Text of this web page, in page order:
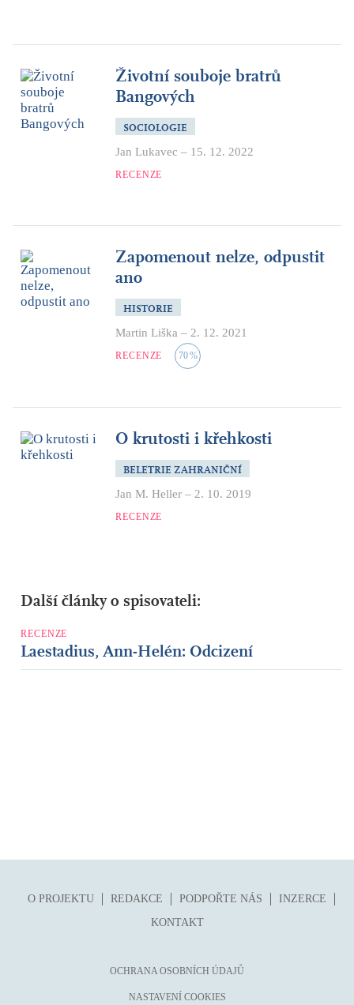
Životní souboje bratrů
Bangových
SOCIOLOGIE
Jan Lukavec – 15. 12. 2022
RECENZE
Zapomenout nelze, odpustit
ano
HISTORIE
Martin Liška – 2. 12. 2021
RECENZE 70%
O krutosti i křehkosti
BELETRIE ZAHRANIČNÍ
Jan M. Heller – 2. 10. 2019
RECENZE
Další články o spisovateli:
RECENZE
Laestadius, Ann-Helén: Odcizení
O PROJEKTU REDAKCE PODPOŘTE NÁS
INZERCE
KONTAKT
OCHRANA OSOBNÍCH ÚDAJŮ
NASTAVENÍ COOKIES